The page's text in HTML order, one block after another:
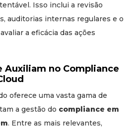
Isso inclui a revisão
auditorias internas regulares e o
a eficácia das ações
Auxiliam no Compliance
oferece uma vasta gama de
a gestão do compliance em
. Entre as mais relevantes,